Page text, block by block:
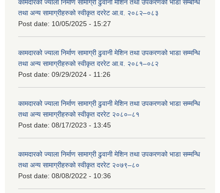
कामदारको ज्याला निर्माण सामाग्री ढुवानी मेशिन तथा उपकरणको भाडा सम्बन्धि
तथा अन्य सामाग्रीहरुको स्वीकृत दररेट आ.व. २०८२–०८३
Post date: 10/05/2025 - 15:27
कामदारको ज्याला निर्माण सामाग्री ढुवानी मेशिन तथा उपकरणको भाडा सम्मन्धि
तथा अन्य सामाग्रीहरुको स्वीकृत दररेट आ.व. २०८१–०८२
Post date: 09/29/2024 - 11:26
कामदारको ज्याला निर्माण सामाग्री ढुवानी मेशिन तथा उपकरणको भाडा सम्मन्धि
तथा अन्य सामाग्रीहरुको स्वीकृत दररेट २०८०–८१
Post date: 08/17/2023 - 13:45
कामदारको ज्याला निर्माण सामाग्री ढुवानी मेशिन तथा उपकरणको भाडा सम्मन्धि
तथा अन्य सामाग्रीहरुको स्वीकृत दररेट २०७९–८०
Post date: 08/08/2022 - 10:36